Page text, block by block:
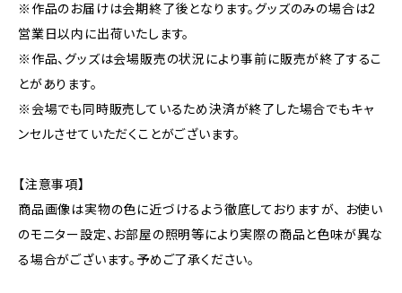
※作品のお届けは会期終了後となります。グッズのみの場合は2
営業日以内に出荷いたします。
※作品、グッズは会場販売の状況により事前に販売が終了するこ
とがあります。
※会場でも同時販売しているため決済が終了した場合でもキャ
ンセルさせていただくことがございます。
【注意事項】
商品画像は実物の色に近づけるよう徹底しておりますが、 お使い
のモニター設定、お部屋の照明等により実際の商品と色味が異な
る場合がございます。予めご了承ください。